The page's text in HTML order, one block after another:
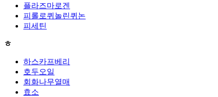
플라즈마로겐
피롤로퀴놀린퀴논
피세틴
ㅎ
하스카프베리
호두오일
회화나무열매
효소